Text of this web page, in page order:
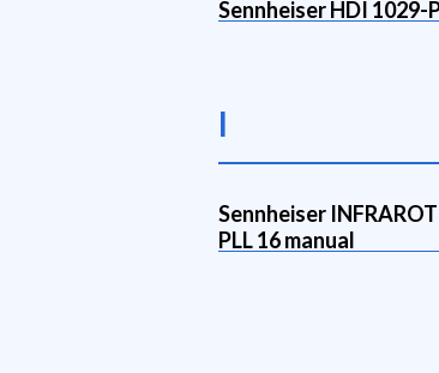
Sennheiser HDI 1029-
I
Sennheiser
PLL 16 manual